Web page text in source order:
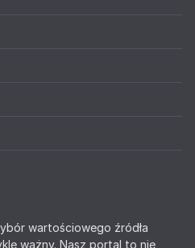
wartościowego źródła
ważny. Nasz portal to nie